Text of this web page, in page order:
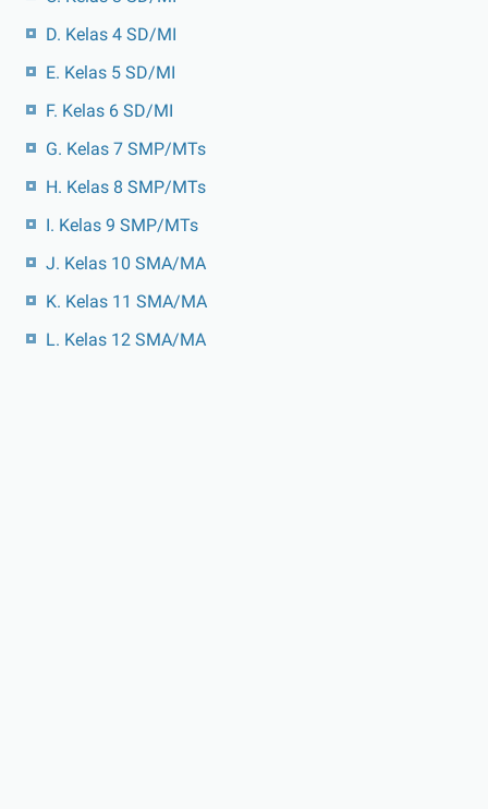
D. Kelas 4 SD/MI
E. Kelas 5 SD/MI
F. Kelas 6 SD/MI
G. Kelas 7 SMP/MTs
H. Kelas 8 SMP/MTs
I. Kelas 9 SMP/MTs
J. Kelas 10 SMA/MA
K. Kelas 11 SMA/MA
L. Kelas 12 SMA/MA